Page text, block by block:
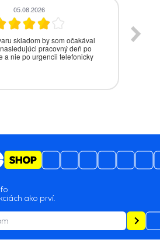
05.08.2026
skladom by som očakával
pracovný deň po
a nie po urgencii telefonicky
ako prví.